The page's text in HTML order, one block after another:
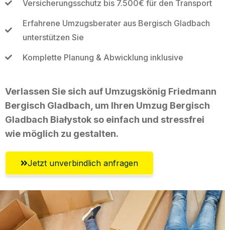
Versicherungsschutz bis 7.500€ für den Transport
Erfahrene Umzugsberater aus Bergisch Gladbach
unterstützen Sie
Komplette Planung & Abwicklung inklusive
Verlassen Sie sich auf Umzugskönig Friedmann
Bergisch Gladbach, um Ihren Umzug Bergisch
Gladbach Białystok so einfach und stressfrei
wie möglich zu gestalten.
Jetzt unverbindlich anfragen